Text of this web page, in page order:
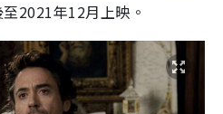
2021年12月上映。